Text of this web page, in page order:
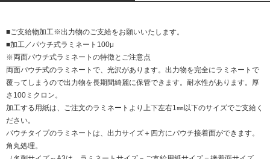
■ご支給物加工※出力物のご支給をお願いいたします。
■加工／パウチ式ラミネート100μ
※両面パウチ式ラミネートの特徴とご注意点
両面パウチ式のラミネートで、光沢があります。出力物を完全にラミネートで
覆ってしまうので出力物を長期間綺麗に保管できます。耐水性があります。厚
さ100ミクロン。
加工する用紙は、ご注文のラミネートより上下左右1㎜以下のサイズでご支給く
ださい。
パウチタイプのラミネートは、出力サイズ＋四方にパウチ接着面ができます。
角丸処理。